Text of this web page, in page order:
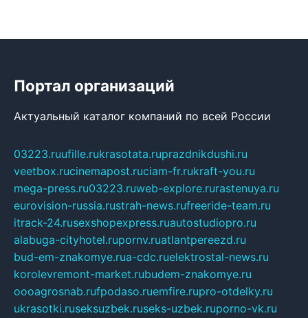
Портал организаций
Актуальный каталог компаний по всей России
03223.ruufille.rukrasotata.ruprazdnikdushi.ru
veetbox.rucinemapost.ruciam-fr.rukraft-you.ru
mega-press.ru03223.ruweb-explore.rurastenuya.ru
eurovision-russia.rustrah-news.rufreeride-team.ru
itrack-24.rusexshopexpress.ruautostudiopro.ru
alabuga-cityhotel.rupornv.ruatlantpereezd.ru
bud-em-znakomye.rua-cdc.ruelektrostal-news.ru
korolevremont-market.rubudem-znakomye.ru
oooagrosnab.rufpodaso.ruemfire.rupro-otdelky.ru
ukrasotki.ruseksuzbek.ruseks-uzbek.ruporno-vk.ru